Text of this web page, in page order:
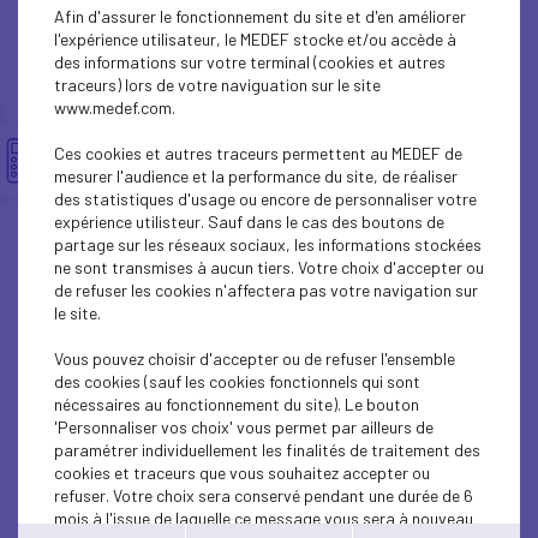
SOCIAL
BUSINESS LAW
ECONOMY
BUSINESS LAW
BUSINESS LAW
SUSTAINABLE DEVELOPMENT
BUSINESS LAW
BUSINESS LAW
BUSINESS LAW
BUSINESS LAW
BUSINESS LAW
Afin d'assurer le fonctionnement du site et d'en améliorer
l'expérience utilisateur, le MEDEF stocke et/ou accède à
des informations sur votre terminal (cookies et autres
traceurs) lors de votre naviguation sur le site
www.medef.com.
Ces cookies et autres traceurs permettent au MEDEF de
mesurer l'audience et la performance du site, de réaliser
des statistiques d'usage ou encore de personnaliser votre
expérience utilisteur. Sauf dans le cas des boutons de
partage sur les réseaux sociaux, les informations stockées
ne sont transmises à aucun tiers. Votre choix d'accepter ou
de refuser les cookies n'affectera pas votre navigation sur
le site.
Vous pouvez choisir d'accepter ou de refuser l'ensemble
des cookies (sauf les cookies fonctionnels qui sont
nécessaires au fonctionnement du site). Le bouton
'Personnaliser vos choix' vous permet par ailleurs de
paramétrer individuellement les finalités de traitement des
cookies et traceurs que vous souhaitez accepter ou
refuser. Votre choix sera conservé pendant une durée de 6
mois à l'issue de laquelle ce message vous sera à nouveau